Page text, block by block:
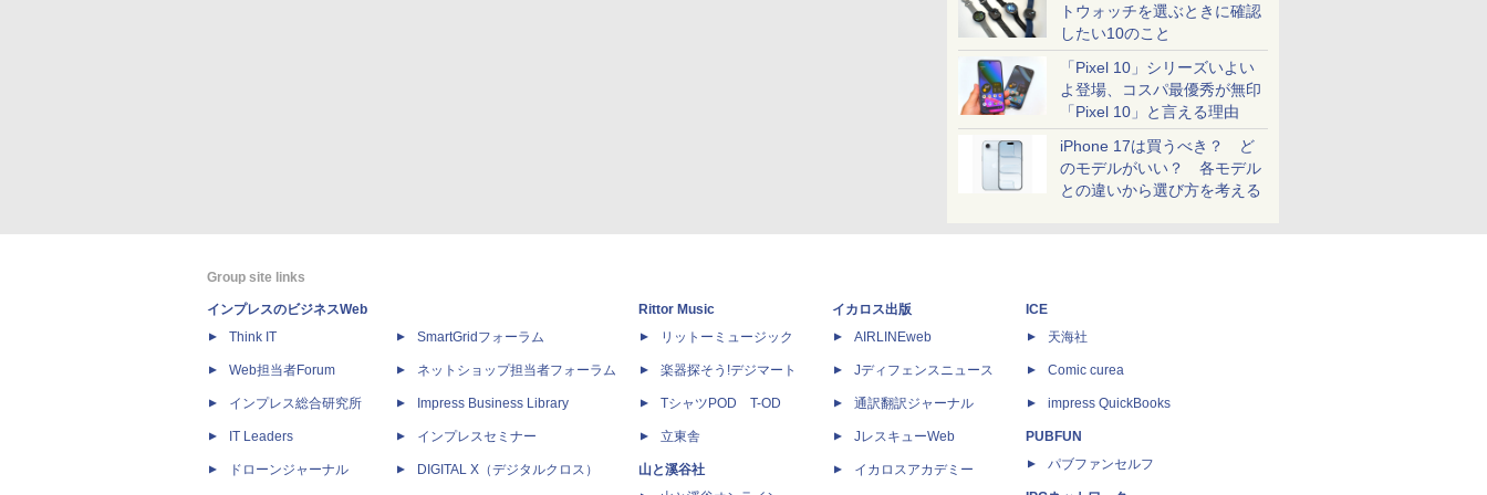
トウォッチを選ぶときに確認
したい10のこと
「Pixel 10」シリーズいよい
よ登場、コスパ最優秀が無印
「Pixel 10」と言える理由
iPhone 17は買うべき？ ど
のモデルがいい？ 各モデル
との違いから選び方を考える
Group site links
インプレスのビジネスWeb
Think IT
Web担当者Forum
インプレス総合研究所
IT Leaders
ドローンジャーナル
SmartGridフォーラム
ネットショップ担当者フォーラム
Impress Business Library
インプレスセミナー
DIGITAL X（デジタルクロス）
Rittor Music
リットーミュージック
楽器探そう!デジマート
TシャツPOD T-OD
立東舎
山と溪谷社
イカロス出版
AIRLINEweb
Jディフェンスニュース
通訳翻訳ジャーナル
JレスキューWeb
イカロスアカデミー
ICE
天海社
Comic curea
impress QuickBooks
PUBFUN
パブファンセルフ